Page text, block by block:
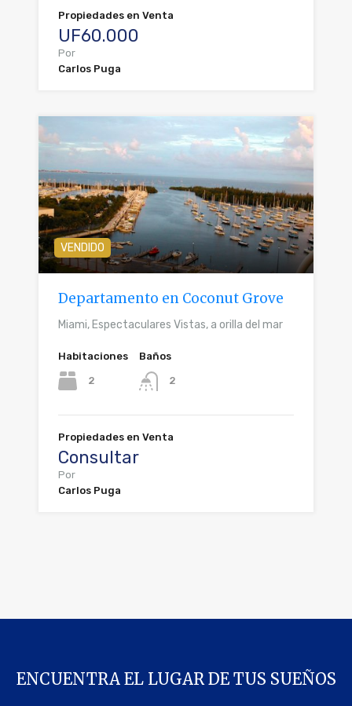
Propiedades en Venta
UF60.000
Por
Carlos Puga
VENDIDO
Departamento en Coconut Grove
Miami, Espectaculares Vistas, a orilla del mar
Habitaciones
2
Baños
2
Propiedades en Venta
Consultar
Por
Carlos Puga
ENCUENTRA EL LUGAR DE TUS SUEÑOS